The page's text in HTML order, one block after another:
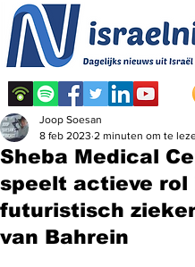
Sheba Medical
speelt actieve rol
futuristisch
van Bahrein
Joop Soesan
8 feb 2023 2 minuten om te